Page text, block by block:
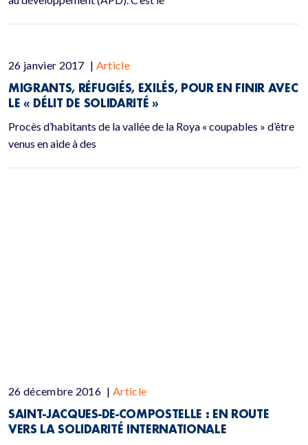
26 janvier 2017 | Article
MIGRANTS, RÉFUGIÉS, EXILÉS, POUR EN FINIR AVEC
LE « DÉLIT DE SOLIDARITÉ »
Procès d’habitants de la vallée de la Roya « coupables » d’être
venus en aide à des
26 décembre 2016 | Article
SAINT-JACQUES-DE-COMPOSTELLE : EN ROUTE
VERS LA SOLIDARITÉ INTERNATIONALE